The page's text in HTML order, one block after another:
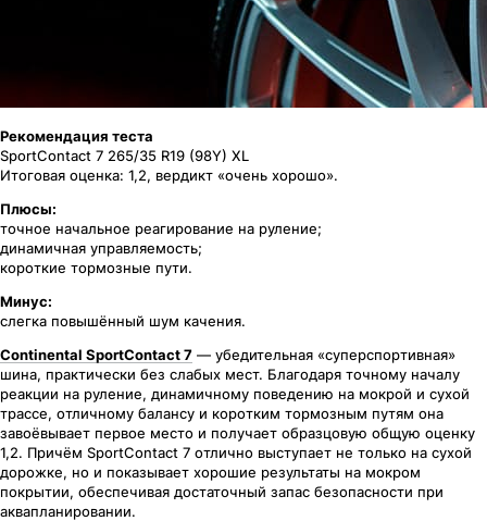
Рекомендация теста
SportContact 7 265/35 R19 (98Y) XL
Итоговая оценка: 1,2, вердикт «очень хорошо».
Плюсы:
точное начальное реагирование на руление;
динамичная управляемость;
короткие тормозные пути.
Минус:
слегка повышённый шум качения.
Continental SportContact 7 — убедительная «суперспортивная»
шина, практически без слабых мест. Благодаря точному началу
реакции на руление, динамичному поведению на мокрой и сухой
трассе, отличному балансу и коротким тормозным путям она
завоёвывает первое место и получает образцовую общую оценку
1,2. Причём SportContact 7 отлично выступает не только на сухой
дорожке, но и показывает хорошие результаты на мокром
покрытии, обеспечивая достаточный запас безопасности при
аквапланировании.